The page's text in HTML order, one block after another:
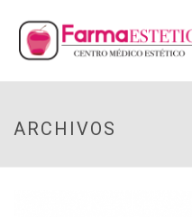
ARCHIVOS